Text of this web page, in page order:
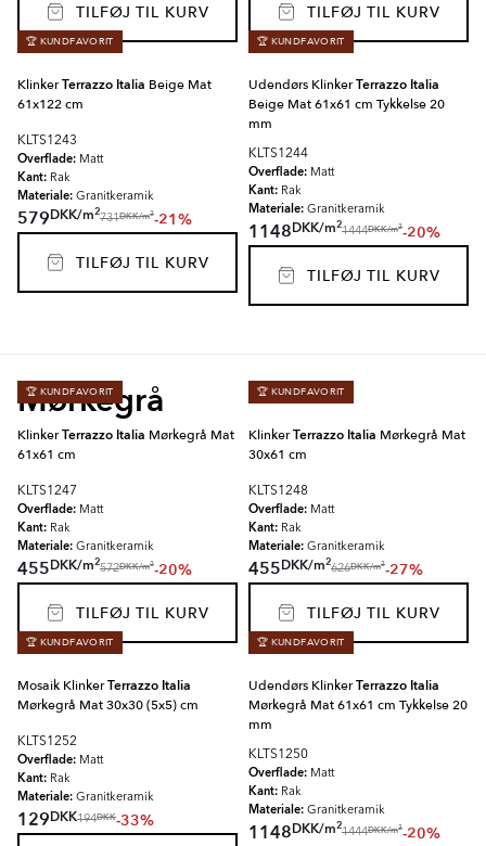
TILFØJ TIL KURV TILFØJ TIL KURV
🏆 KUNDFAVORIT
KlinkerTerrazzo Italia Beige Mat
61x122 cm
KLTS1243
Overflade: Matt
Kant: Rak
Materiale: Granitkeramik
579DKK/m2
731DKK/m2-21%
TILFØJ TIL KURV
🏆 KUNDFAVORIT
Udendørs KlinkerTerrazzo Italia
Beige Mat 61x61 cm Tykkelse 20
mm
KLTS1244
Overflade: Matt
Kant: Rak
Materiale: Granitkeramik
1148DKK/m2
1444DKK/m2-20%
TILFØJ TIL KURV
Mørkegrå
🏆 KUNDFAVORIT
KlinkerTerrazzo Italia Mørkegrå Mat
61x61 cm
KLTS1247
Overflade: Matt
Kant: Rak
Materiale: Granitkeramik
455DKK/m2
572DKK/m2-20%
TILFØJ TIL KURV
🏆 KUNDFAVORIT
KlinkerTerrazzo Italia Mørkegrå Mat
30x61 cm
KLTS1248
Overflade: Matt
Kant: Rak
Materiale: Granitkeramik
455DKK/m2
626DKK/m2-27%
TILFØJ TIL KURV
🏆 KUNDFAVORIT
Mosaik KlinkerTerrazzo Italia
Mørkegrå Mat 30x30 (5x5) cm
KLTS1252
Overflade: Matt
Kant: Rak
Materiale: Granitkeramik
129DKK194DKK-33%
🏆 KUNDFAVORIT
Udendørs KlinkerTerrazzo Italia
Mørkegrå Mat 61x61 cm Tykkelse 20
mm
KLTS1250
Overflade: Matt
Kant: Rak
Materiale: Granitkeramik
1148DKK/m2
1444DKK/m2-20%